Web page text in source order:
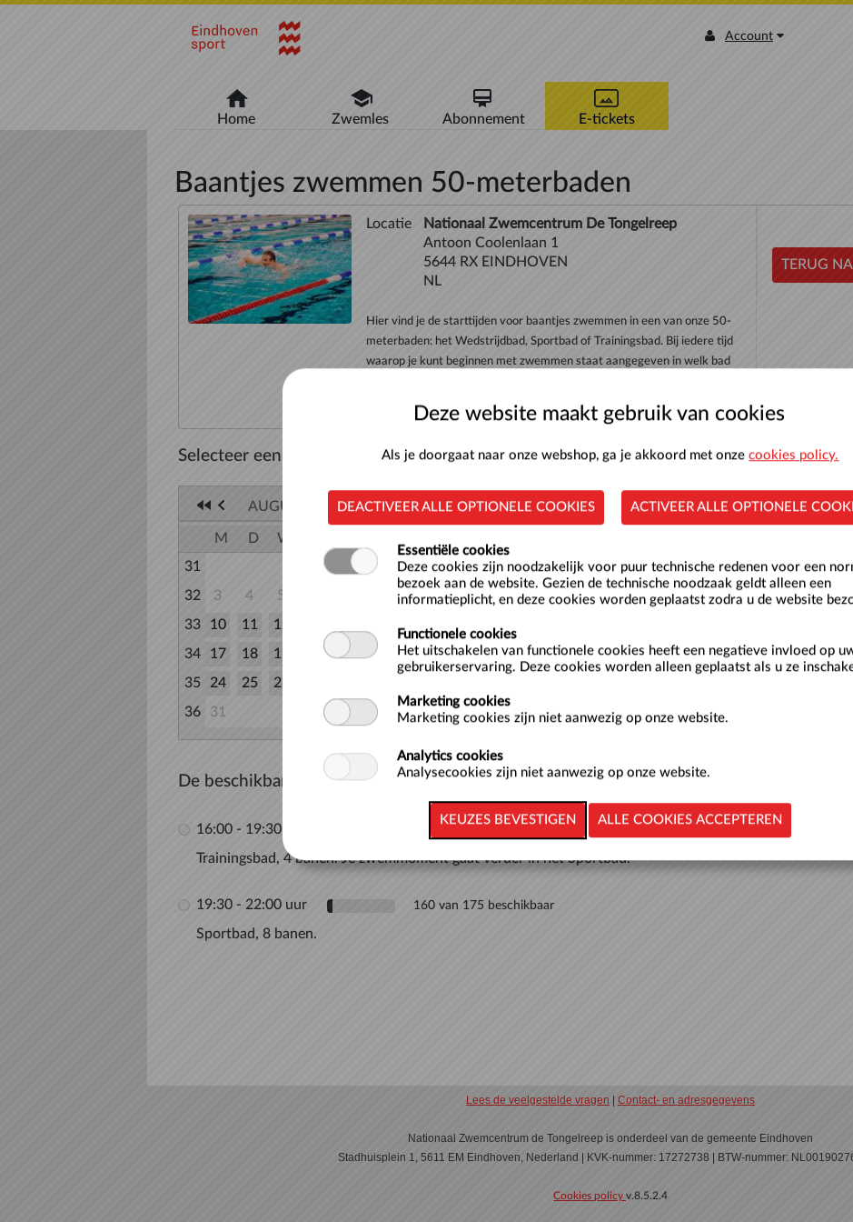
Naar hoofdinhoud
Account
Home Zwemles Abonnement E-tickets
Baantjes zwemmen 50-meterbaden
Locatie
Nationaal Zwemcentrum De Tongelreep
Antoon Coolenlaan 1
5644 RX EINDHOVEN
NL
Hier vind je de starttijden voor baantjes zwemmen in een van onze 50-
meterbaden: het Wedstrijdbad, Sportbad of Trainingsbad. Bij iedere tijd
waarop je kunt beginnen met zwemmen staat aangegeven in welk bad
TERUG
Selecteer een datum
AUGUSTUS 2026
M D W
31
1
2
32
3 4 5
9
33
10 11 12
16
34
17 18 19 21 22
23
35
24 25 26
36
31
De beschikbare tijden voor donderdag 6 augustus 2026 zijn:
16:00 - 19:30 uur
Trainingsbad, 4 banen. Je zwemmoment gaat verder in het Sportbad.
19:30 - 22:00 uur 160 van 175 beschikbaar
Sportbad, 8 banen.
Lees de veelgestelde vragen Contact- en adresgegevens
Nationaal Zwemcentrum de Tongelreep is onderdeel van de gemeente Eindhoven
Stadhuisplein 1, 5611 EM Eindhoven, Nederland | KVK-nummer: 17272738 | BTW-nummer:
Cookies policy v.8.5.2.4
Deze website maakt gebruik van cookies
Als je doorgaat naar onze webshop, ga je akkoord met onzecookies policy.
DEACTIVEER ALLE OPTIONELE COOKIES ACTIVEER ALLE OPTIONELE
Essentiële cookies
Deze cookies zijn noodzakelijk voor puur technische redenen voor een
bezoek aan de website. Gezien de technische noodzaak geldt alleen een
informatieplicht, en deze cookies worden geplaatst zodra u de website
Functionele cookies
Het uitschakelen van functionele cookies heeft een negatieve invloed op
gebruikerservaring. Deze cookies worden alleen geplaatst als u ze
Marketing cookies
Marketing cookies zijn niet aanwezig op onze website.
Analytics cookies
Analysecookies zijn niet aanwezig op onze website.